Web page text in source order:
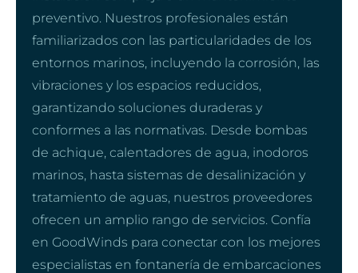
preventivo. Nuestros profesionales están
familiarizados con las particularidades de los
entornos marinos, incluyendo la corrosión, las
vibraciones y los espacios reducidos,
garantizando soluciones duraderas y
conformes a las normativas. Desde bombas
de achique, calentadores de agua, inodoros
marinos, hasta sistemas de desalinización y
tratamiento de aguas, nuestros proveedores
ofrecen un amplio rango de servicios. Confía
en GoodWinds para conectar con los mejores
especialistas en fontanería de embarcaciones